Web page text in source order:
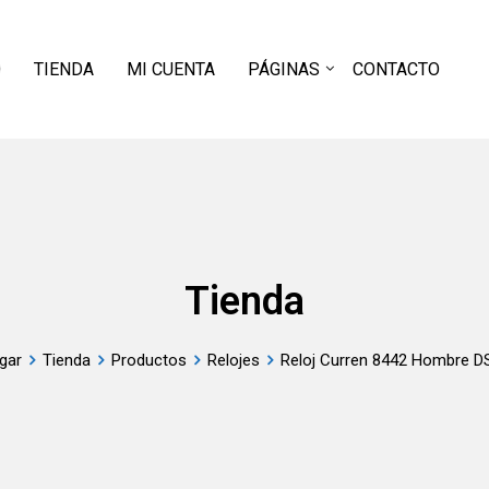
TIENDA MI CUENTA PÁGINAS CONTACTO
Tienda
Tienda Productos Relojes Reloj Curren 8442 Hombre